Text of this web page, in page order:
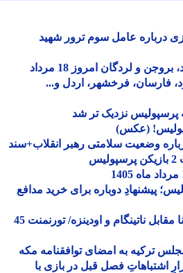
عامل سوم ترور شهید
جدول قطعی برق شهرکرد، بروجن و لردگان امروز 18 مرداد
فارسان، فرخشهر، اردل و...
نزدیک تر شد
(عکس)
وضعیت سلامتی رهبر انقلاب+سند
دوباره برای خرید مدافع
ویدیو| خلاصه بازی بارسلونا مقابل ناتینگام و اودینزه/ تورنمنت 45
به امضای توافقنامه مکه
فصل قبل در بازی با